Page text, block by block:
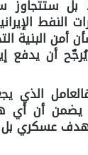
ستتجاوز
النفط
البنية
أن يدفع
الذي
يضمن أن
عسكري بل